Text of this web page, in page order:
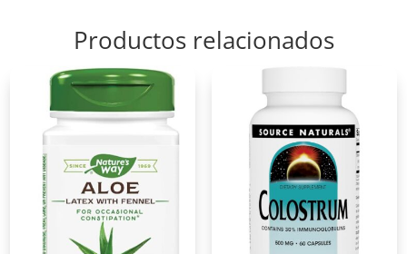
Productos relacionados